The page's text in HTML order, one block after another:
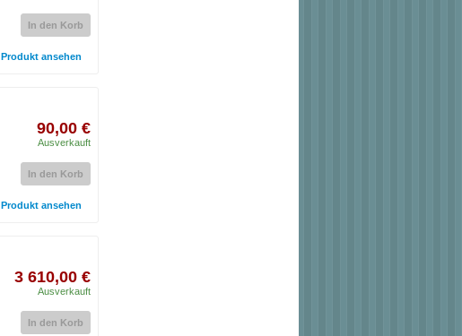
In den Korb
Produkt ansehen
90,00 €
Ausverkauft
In den Korb
Produkt ansehen
3 610,00 €
Ausverkauft
In den Korb